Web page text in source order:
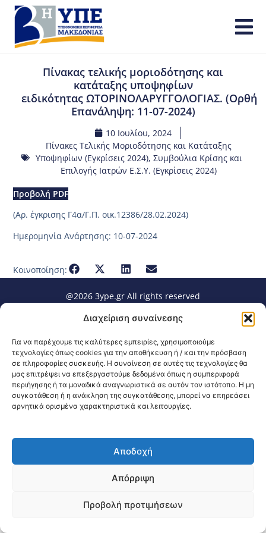
Διαχείριση συναίνεσης
Για να παρέχουμε τις καλύτερες εμπειρίες, χρησιμοποιούμε
τεχνολογίες όπως cookies για την αποθήκευση ή / και την πρόσβαση
σε πληροφορίες συσκευής. Η συναίνεση σε αυτές τις τεχνολογίες θα
μας επιτρέψει να επεξεργαστούμε δεδομένα όπως η συμπεριφορά
περιήγησης ή τα μοναδικά αναγνωριστικά σε αυτόν τον ιστότοπο. Η μη
συγκατάθεση ή η ανάκληση της συγκατάθεσης, μπορεί να επηρεάσει
αρνητικά ορισμένα χαρακτηριστικά και λειτουργίες.
Αποδοχή
Απόρριψη
Προβολή προτιμήσεων
Πίνακας τελικής μοριοδότησης και
κατάταξης υποψηφίων
ειδικότητας ΩΤΟΡΙΝΟΛΑΡΥΓΓΟΛΟΓΙΑΣ. (Ορθή
Επανάληψη: 11-07-2024)
10 Ιουλίου, 2024
Πίνακες Τελικής Μοριοδότησης και Κατάταξης
Υποψηφίων (Εγκρίσεις 2024), Συμβούλια Κρίσης και
Επιλογής Ιατρών Ε.Σ.Υ. (Εγκρίσεις 2024)
Προβολή PDF
(Aρ. έγκρισης Γ4α/Γ.Π. οικ.12386/28.02.2024)
Ημερομηνία Ανάρτησης: 10-07-2024
Κοινοποίηση:
@2026 3ype.gr All rights reserved
Θεσσαλονίκη, Ελλάδα Τηλ: +30 2311 226 200
Page Visits: 00015 Website Visits: 1588566